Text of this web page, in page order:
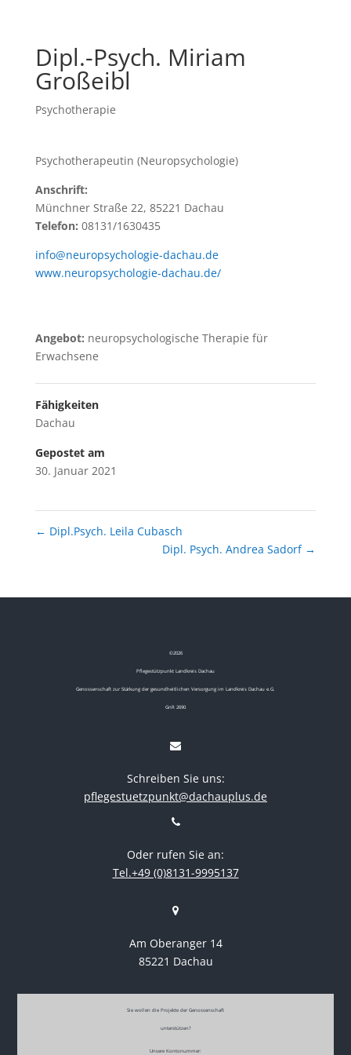
Dipl.-Psych. Miriam
Großeibl
Psychotherapie
Psychotherapeutin (Neuropsychologie)
Anschrift:
Münchner Straße 22, 85221 Dachau
Telefon: 08131/1630435
info@neuropsychologie-dachau.de
www.neuropsychologie-dachau.de/
Angebot: neuropsychologische Therapie für
Erwachsene
Fähigkeiten
Dachau
Gepostet am
30. Januar 2021
← Dipl.Psych. Leila Cubasch
Dipl. Psych. Andrea Sadorf →
©2026
Pflegestützpunkt Landkreis Dachau
Genossenschaft zur Stärkung der gesundheitlichen Versorgung im Landkreis Dachau e.G.
GnR 2690
Schreiben Sie uns:
pflegestuetzpunkt@dachauplus.de
Oder rufen Sie an:
Tel.+49 (0)8131-9995137
Am Oberanger 14
85221 Dachau
Sie wollen die Projekte der Genossenschaft
unterstützen?
Unsere Kontonummer: